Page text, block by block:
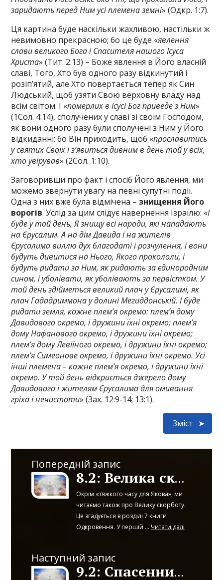
заридають перед Ним усі племена земні» (Одкр. 1:7).
Ця картина буде наскільки жахливою, настільки ж
невимовно прекрасною; бо це буде «явлення
слави великого Бога і Спасителя нашого Ісуса
Христа» (Тит. 2:13) – Боже явлення в Його власній
славі, Того, Хто був одного разу відкинутий і
розіп’ятий, але Хто повертається тепер як Син
Людський, щоб узяти Свою верховну владу над
всім світом. І «померлих в Ісусі Бог приведе з Ним»
(1Сол. 4:14), сполучених у славі зі своїм Господом,
як вони одного разу були сполучені з Ним у Його
відкиданні; бо Він приходить, щоб «прославитись
у святих Своїх і з’явиться дивним в день той у всіх,
хто увірував» (2Сол. 1:10).
Заговоривши про факт і спосіб Його явлення, ми
можемо звернути увагу на певні супутні події.
Одна з них вже була відмічена –знищення Його
ворогів. Услід за цим слідує навернення Ізраїлю: «І
буде у той день, Я знищу всі народи, які нападають
на Єрусалим. А на дім Давида і на жителів
Єрусалима виллю дух благодаті і розчулення, і вони
будуть дивитися на Нього, Якого прокололи, і
будуть ридати за Ним, як ридають за єдинородним
сином, і уболівати, як уболівають за первістком. У
той день здійметься великий плач у Єрусалимі, як
плач Гададриммона у долині Мегиддонській. І буде
ридати земля, кожне плем’я окремо: плем’я дому
Давидового окремо, і дружини їхні окремо; плем’я
дому Нафанового окремо, і дружини їхні окремо;
плем’я дому Левіїного окремо, і дружини їхні окремо;
плем’я Симеонове окремо, і дружини їхні окремо. Усі
інші племена – кожне плем’я окремо, і дружини їхні
окремо. У той день відкриється джерело дому
Давидового і жителям Єрусалима для омивання
гріха і нечистоти» (Зах. 12:9-14; 13:1).
Зміст
Попередній запис
8.2: Велика скорбота
Окрім «тяжкого часу для Якова», ми
читаємо також про Велику скорботу.
Це згадується в розділі 7 книги
Одкровення. У першій ... Читати далі
Наступний запис
9.2: Спасенний залишок